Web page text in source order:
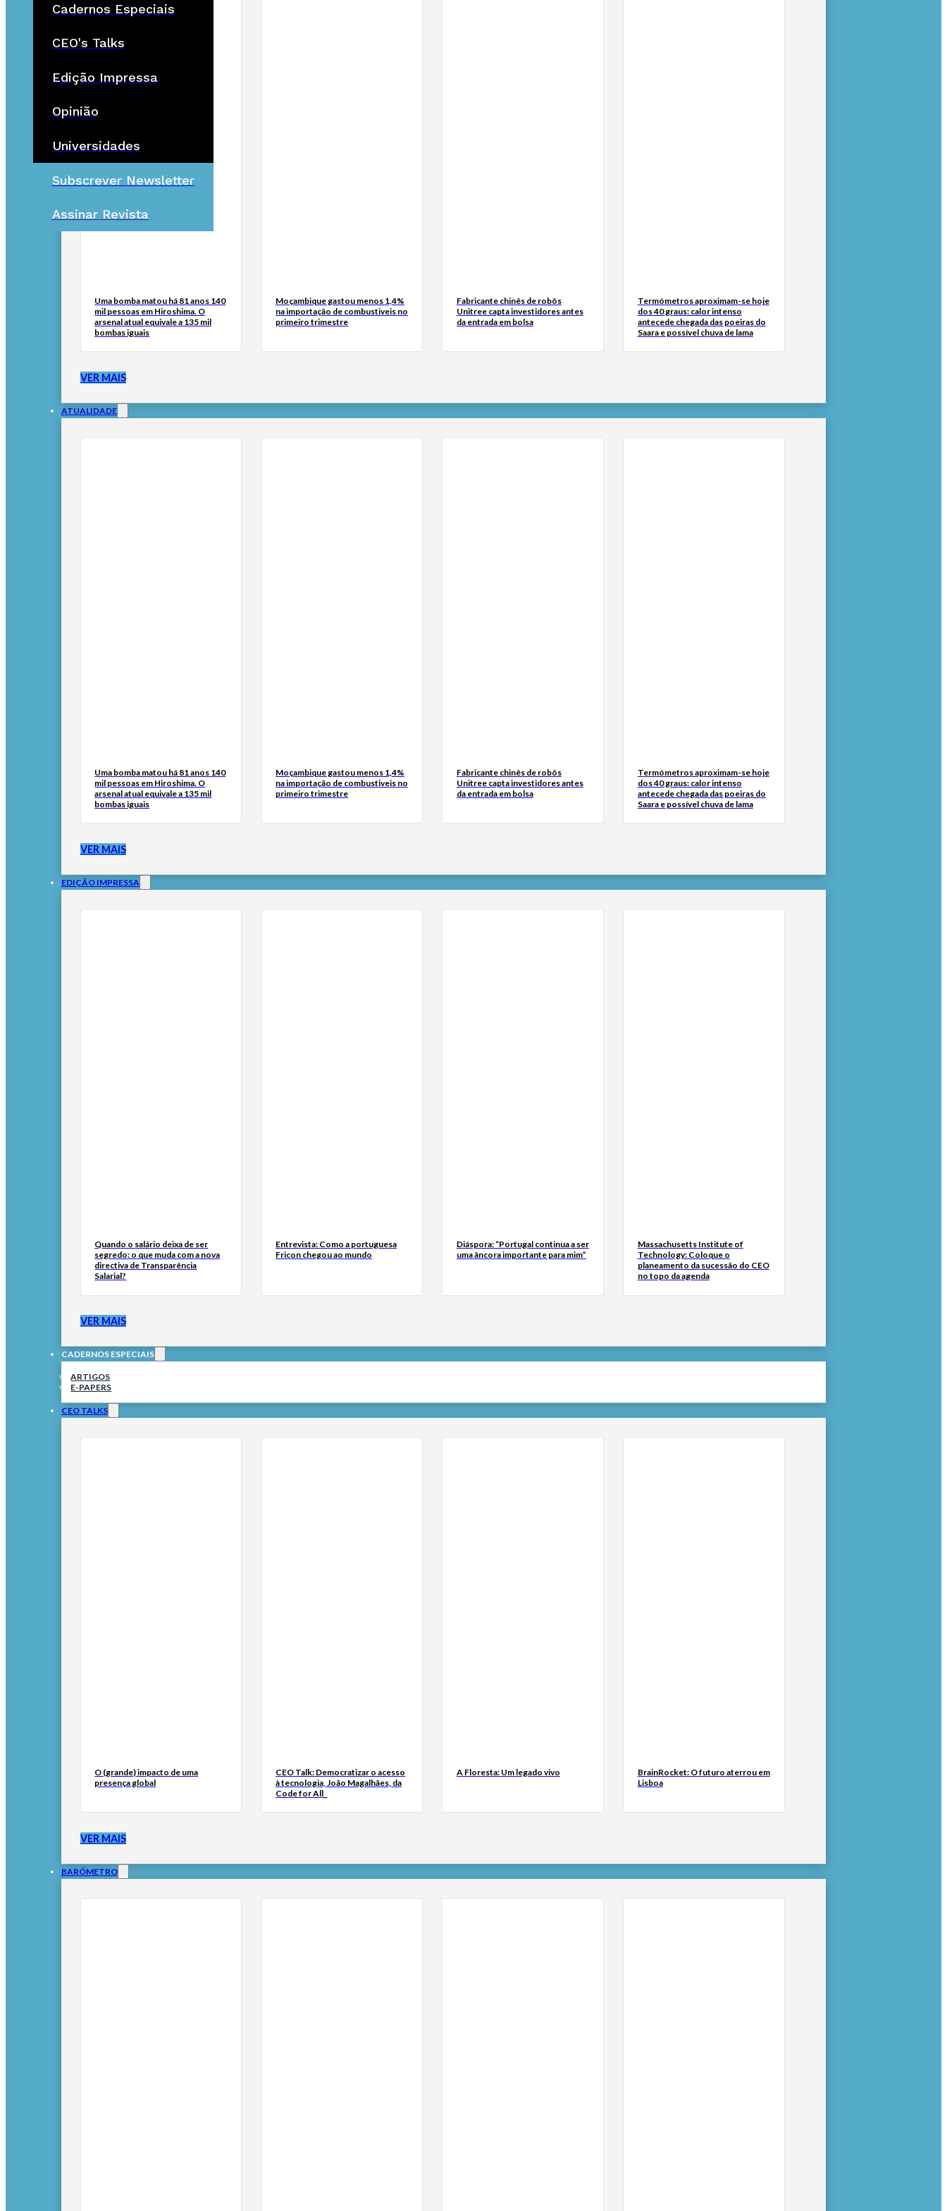
Cadernos Especiais
CEO's Talks
Edição Impressa
Opinião
Universidades
Subscrever Newsletter
Assinar Revista
Uma bomba matou há 81 anos 140
mil pessoas em Hiroshima. O
arsenal atual equivale a 135 mil
bombas iguais
Moçambique gastou menos 1,4%
na importação de combustiveis no
primeiro trimestre
Fabricante chinês de robôs
Unitree capta investidores antes
da entrada em bolsa
Termómetros aproximam-se hoje
dos 40 graus: calor intenso
antecede chegada das poeiras do
Saara e possível chuva de lama
VER MAIS
ATUALIDADE
Uma bomba matou há 81 anos 140
mil pessoas em Hiroshima. O
arsenal atual equivale a 135 mil
bombas iguais
Moçambique gastou menos 1,4%
na importação de combustiveis no
primeiro trimestre
Fabricante chinês de robôs
Unitree capta investidores antes
da entrada em bolsa
Termómetros aproximam-se hoje
dos 40 graus: calor intenso
antecede chegada das poeiras do
Saara e possível chuva de lama
VER MAIS
EDIÇÃO IMPRESSA
Quando o salário deixa de ser
segredo: o que muda com a nova
directiva de Transparência
Salarial?
Entrevista: Como a portuguesa
Fricon chegou ao mundo
Diáspora: “Portugal continua a ser
uma âncora importante para mim”
Massachusetts Institute of
Technology: Coloque o
planeamento da sucessão do CEO
no topo da agenda
VER MAIS
CADERNOS ESPECIAIS
ARTIGOS
E-PAPERS
CEO TALKS
O (grande) impacto de uma
presença global
CEO Talk: Democratizar o acesso
à tecnologia, João Magalhães, da
Code for All_
A Floresta: Um legado vivo
BrainRocket: O futuro aterrou em
Lisboa
VER MAIS
BARÓMETRO